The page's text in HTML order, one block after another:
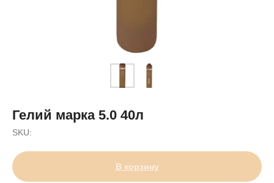
Гелий марка 5.0 40л
SKU:
В корзину